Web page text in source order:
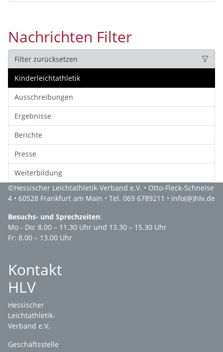
Nachrichten Filter
Filter zurücksetzen
Kinderleichtathletik
Ausschreibungen
Ergebnisse
Berichte
Presse
Weiterbildung
©Hessischer Leichtathletik-Verband e.V. • Otto-Fleck-Schneise
4 • 60528 Frankfurt am Main • Tel. 069 6789211 • info(@)hlv.de
Besuchs- und Sprechzeiten:
Mo - Do: 8.00 – 11.30 Uhr und 13.30 – 15.30 Uhr
Fr: 8.00 – 13.00 Uhr
Kontakt
HLV
Hessischer
Leichtathletik-
Verband e.V.
Geschäftsstelle